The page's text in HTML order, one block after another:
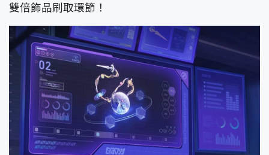
雙倍飾品刷取環節！